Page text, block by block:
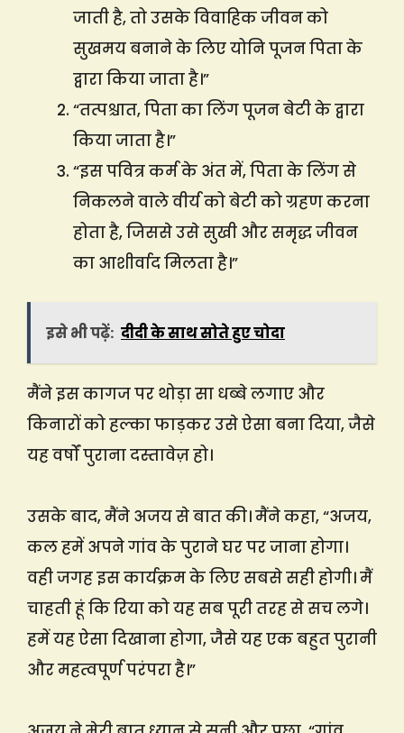
जाती है, तो उसके विवाहिक जीवन को
सुखमय बनाने के लिए योनि पूजन पिता के
द्वारा किया जाता है।”
“तत्पश्चात, पिता का लिंग पूजन बेटी के द्वारा
किया जाता है।”
“इस पवित्र कर्म के अंत में, पिता के लिंग से
निकलने वाले वीर्य को बेटी को ग्रहण करना
होता है, जिससे उसे सुखी और समृद्ध जीवन
का आशीर्वाद मिलता है।”
इसे भी पढ़ें: दीदी के साथ सोते हुए चोदा
मैंने इस कागज पर थोड़ा सा धब्बे लगाए और
किनारों को हल्का फाड़कर उसे ऐसा बना दिया, जैसे
यह वर्षों पुराना दस्तावेज़ हो।
उसके बाद, मैंने अजय से बात की। मैंने कहा, “अजय,
कल हमें अपने गांव के पुराने घर पर जाना होगा।
वही जगह इस कार्यक्रम के लिए सबसे सही होगी। मैं
चाहती हूं कि रिया को यह सब पूरी तरह से सच लगे।
हमें यह ऐसा दिखाना होगा, जैसे यह एक बहुत पुरानी
और महत्वपूर्ण परंपरा है।”